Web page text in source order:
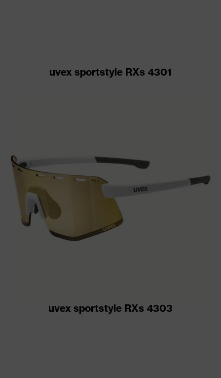
uvex sportstyle RXs 4301
uvex sportstyle RXs 4303